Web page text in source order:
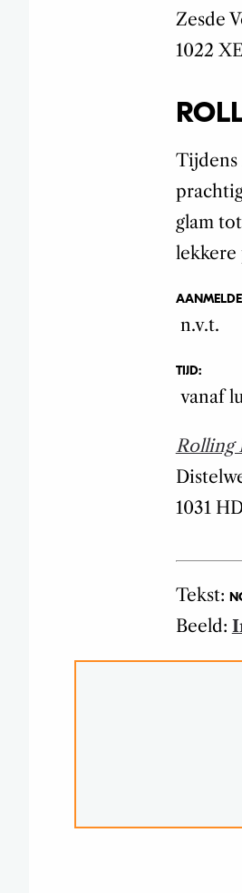
Zesde
1022 XE
Tijdens
glam
lekkere
n.v.t.
TIJD:
vanaf
Rolling
1031
Tekst:
Beeld: